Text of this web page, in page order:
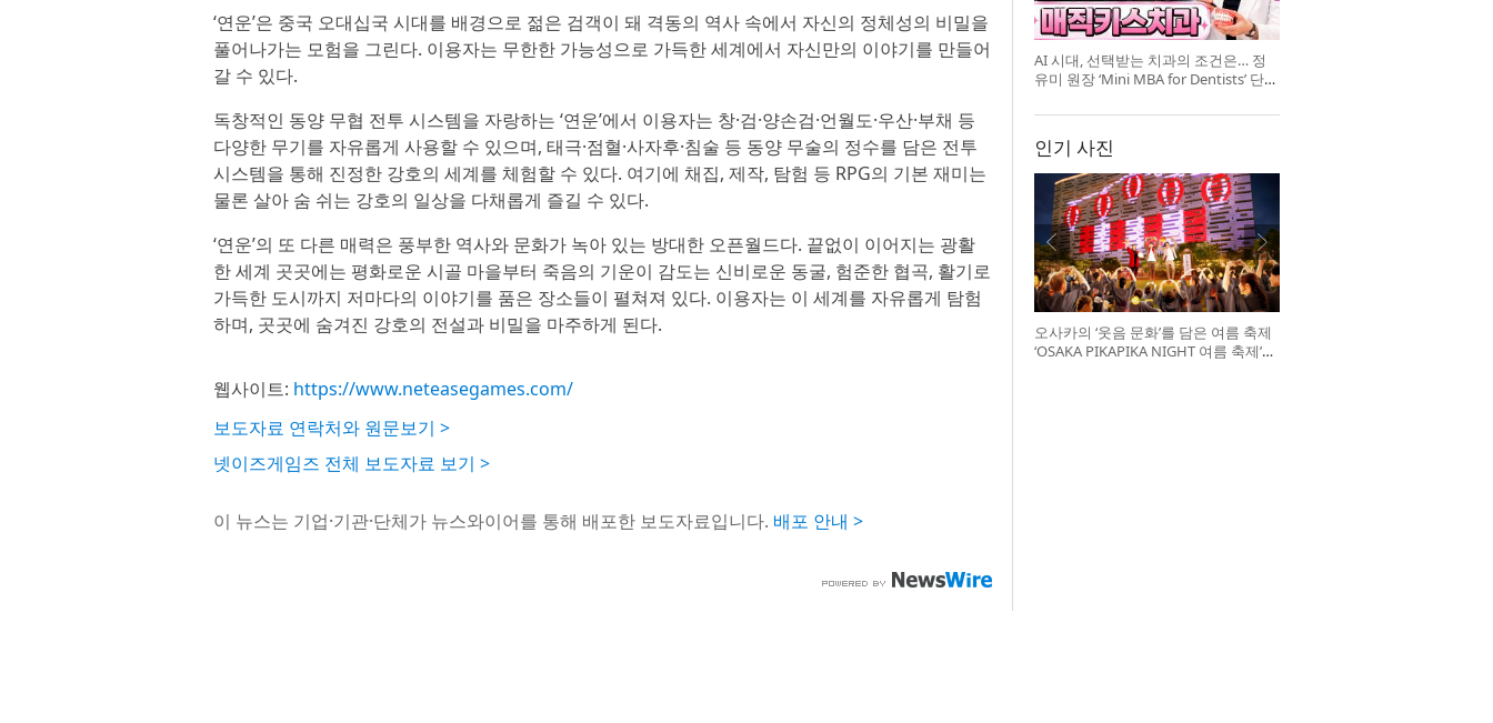
‘연운’은 중국 오대십국 시대를 배경으로 젊은 검객이 돼 격동의 역사 속에서 자신의 정체성의 비밀을
풀어나가는 모험을 그린다. 이용자는 무한한 가능성으로 가득한 세계에서 자신만의 이야기를 만들어
갈 수 있다.
독창적인 동양 무협 전투 시스템을 자랑하는 ‘연운’에서 이용자는 창·검·양손검·언월도·우산·부채 등
다양한 무기를 자유롭게 사용할 수 있으며, 태극·점혈·사자후·침술 등 동양 무술의 정수를 담은 전투
시스템을 통해 진정한 강호의 세계를 체험할 수 있다. 여기에 채집, 제작, 탐험 등 RPG의 기본 재미는
물론 살아 숨 쉬는 강호의 일상을 다채롭게 즐길 수 있다.
‘연운’의 또 다른 매력은 풍부한 역사와 문화가 녹아 있는 방대한 오픈월드다. 끝없이 이어지는 광활
한 세계 곳곳에는 평화로운 시골 마을부터 죽음의 기운이 감도는 신비로운 동굴, 험준한 협곡, 활기로
가득한 도시까지 저마다의 이야기를 품은 장소들이 펼쳐져 있다. 이용자는 이 세계를 자유롭게 탐험
하며, 곳곳에 숨겨진 강호의 전설과 비밀을 마주하게 된다.
웹사이트: https://www.neteasegames.com/
보도자료 연락처와 원문보기 >
넷이즈게임즈 전체 보도자료 보기 >
이 뉴스는 기업·기관·단체가 뉴스와이어를 통해 배포한 보도자료입니다. 배포 안내 >
AI 시대, 선택받는 치과의 조건은… 정
유미 원장 ‘Mini MBA for Dentists’ 단독
인기 사진
오사카의 ‘웃음 문화’를 담은 여름 축제
‘OSAKA PIKAPIKA NIGHT 여름 축제’